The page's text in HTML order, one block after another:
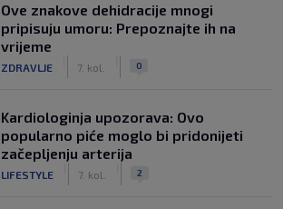
Ove znakove dehidracije mnogi
pripisuju umoru: Prepoznajte ih na
vrijeme
ZDRAVLJE 7. kol. 0
Kardiologinja upozorava: Ovo
popularno piće moglo bi pridonijeti
začepljenju arterija
LIFESTYLE 7. kol. 2